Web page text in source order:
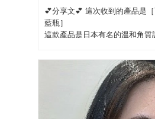
💕分享文💕 這次收到的產品是
藍瓶］
這款產品是日本有名的溫和角質
身為本身毛孔粗大也有粉刺的我
的產品，使用了幾天後，覺得皮
推薦給大家👍👍
🩵質地水感清爽、沒有酸類的刺